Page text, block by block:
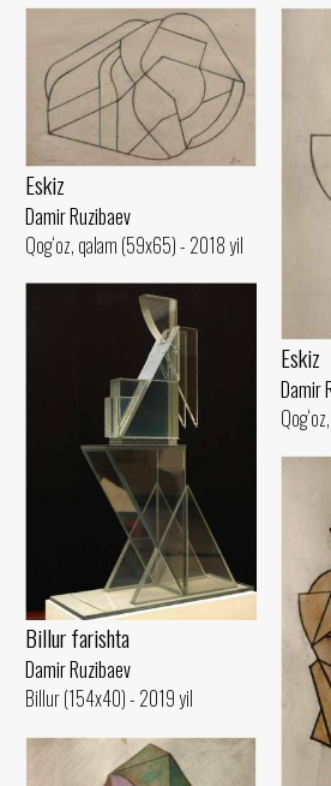
Eskiz
Damir Ruzibaev
Qog‘oz, qalam (59x65) - 2018 yil
Eskiz
Damir
Billur farishta
Damir Ruzibaev
Billur (154x40) - 2019 yil